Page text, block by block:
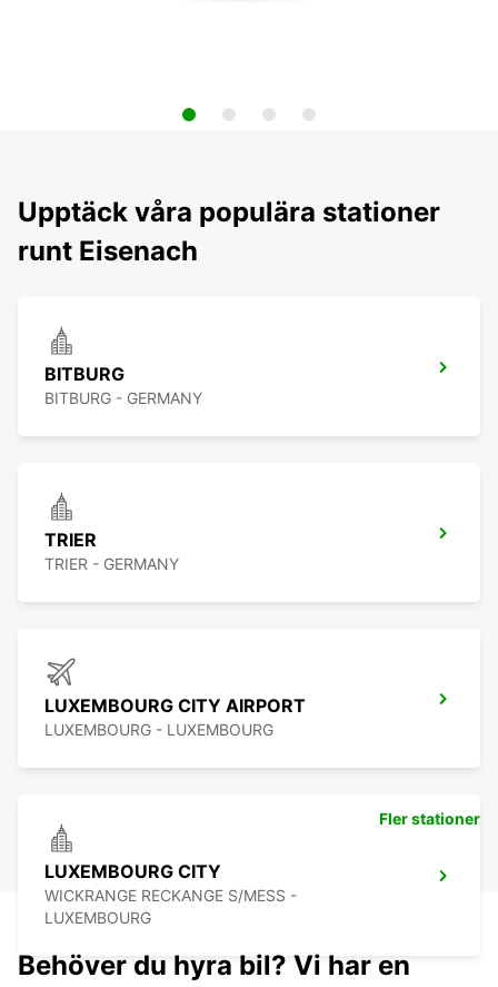
Upptäck våra populära stationer
runt Eisenach
BITBURG
BITBURG - GERMANY
TRIER
TRIER - GERMANY
LUXEMBOURG CITY AIRPORT
LUXEMBOURG - LUXEMBOURG
LUXEMBOURG CITY
WICKRANGE RECKANGE S/MESS -
LUXEMBOURG
Fler stationer
Behöver du hyra bil? Vi har en